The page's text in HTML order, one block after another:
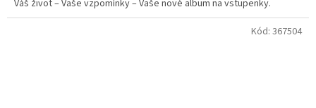
z
5
Váš život – Vaše vzpomínky – Vaše nové album na vstupenky.
Kód: 367504